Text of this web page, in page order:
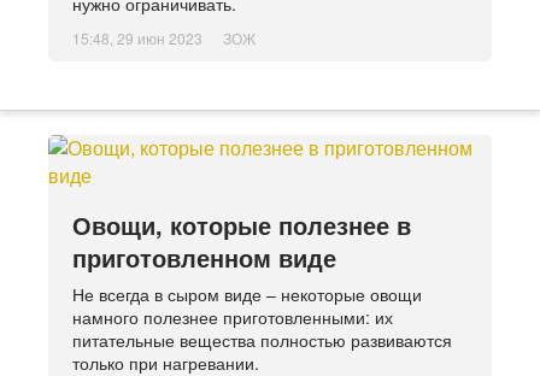
15:48, 29 июн 2023 ЗОЖ
Овощи, которые полезнее в
приготовленном виде
Не всегда в сыром виде – некоторые овощи
намного полезнее приготовленными: их
питательные вещества полностью развиваются
только при нагревании.